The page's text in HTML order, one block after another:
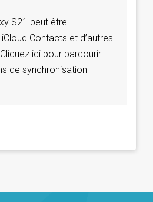
S21 peut être
Contacts et d’autres
ici pour parcourir
de synchronisation